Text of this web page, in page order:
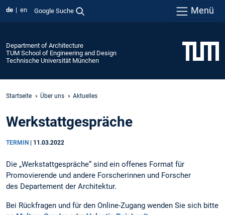
de en Google Suche Menü
Department of Architecture
TUM School of Engineering and Design
Technische Universität München
Startseite Über uns Aktuelles
Werkstattgespräche
TERMIN 11.03.2022
Die „Werkstattgespräche“ sind ein offenes Format für
Promovierende und andere Forscherinnen und Forscher
des Departement der Architektur.
Bei Rückfragen und für den Online-Zugang wenden Sie sich bitte